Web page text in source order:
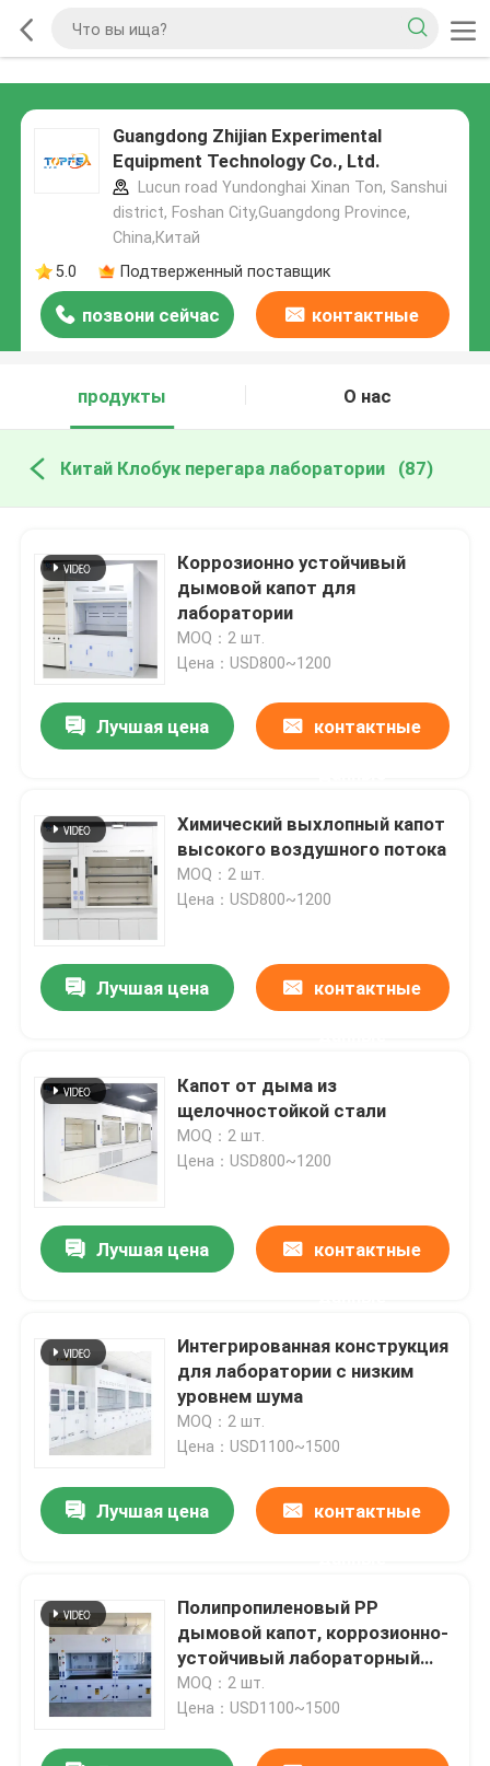
Guangdong Zhijian Experimental
Equipment Technology Co., Ltd.
Lucun road Yundonghai Xinan Ton, Sanshui
district, Foshan City,Guangdong Province,
China,Китай
5.0
Подтверженный поставщик
позвони сейчас контактные
продукты
О нас
Китай Клобук перегара лаборатории (87)
Коррозионно устойчивый
дымовой капот для
лаборатории
MOQ：2 шт.
Цена：USD800~1200
Лучшая цена контактные
Химический выхлопный капот
высокого воздушного потока
MOQ：2 шт.
Цена：USD800~1200
Лучшая цена контактные
Капот от дыма из
щелочностойкой стали
MOQ：2 шт.
Цена：USD800~1200
Лучшая цена контактные
Интегрированная конструкция
для лаборатории с низким
уровнем шума
MOQ：2 шт.
Цена：USD1100~1500
Лучшая цена контактные
Полипропиленовый PP
дымовой капот, коррозионно-
устойчивый лабораторный
вентиляционный капот
MOQ：2 шт.
Цена：USD1100~1500